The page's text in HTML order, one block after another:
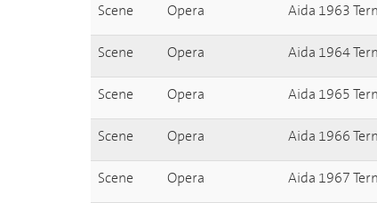
Scene Opera Aida 1963
Scene Opera Aida 1964
Scene Opera Aida 1965
Scene Opera Aida 1966
Scene Opera Aida 1967